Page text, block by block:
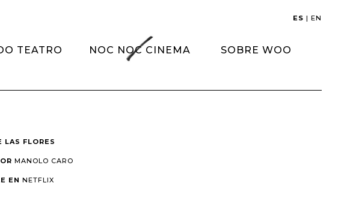
TEATRO NOC NOC CINEMA SOBRE WOO
ES | EN
LAS FLORES
MANOLO CARO
EN NETFLIX